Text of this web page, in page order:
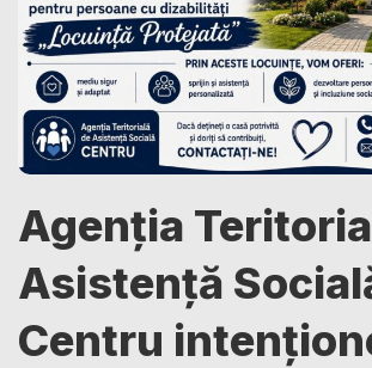
Agenția
Asistență
Centru